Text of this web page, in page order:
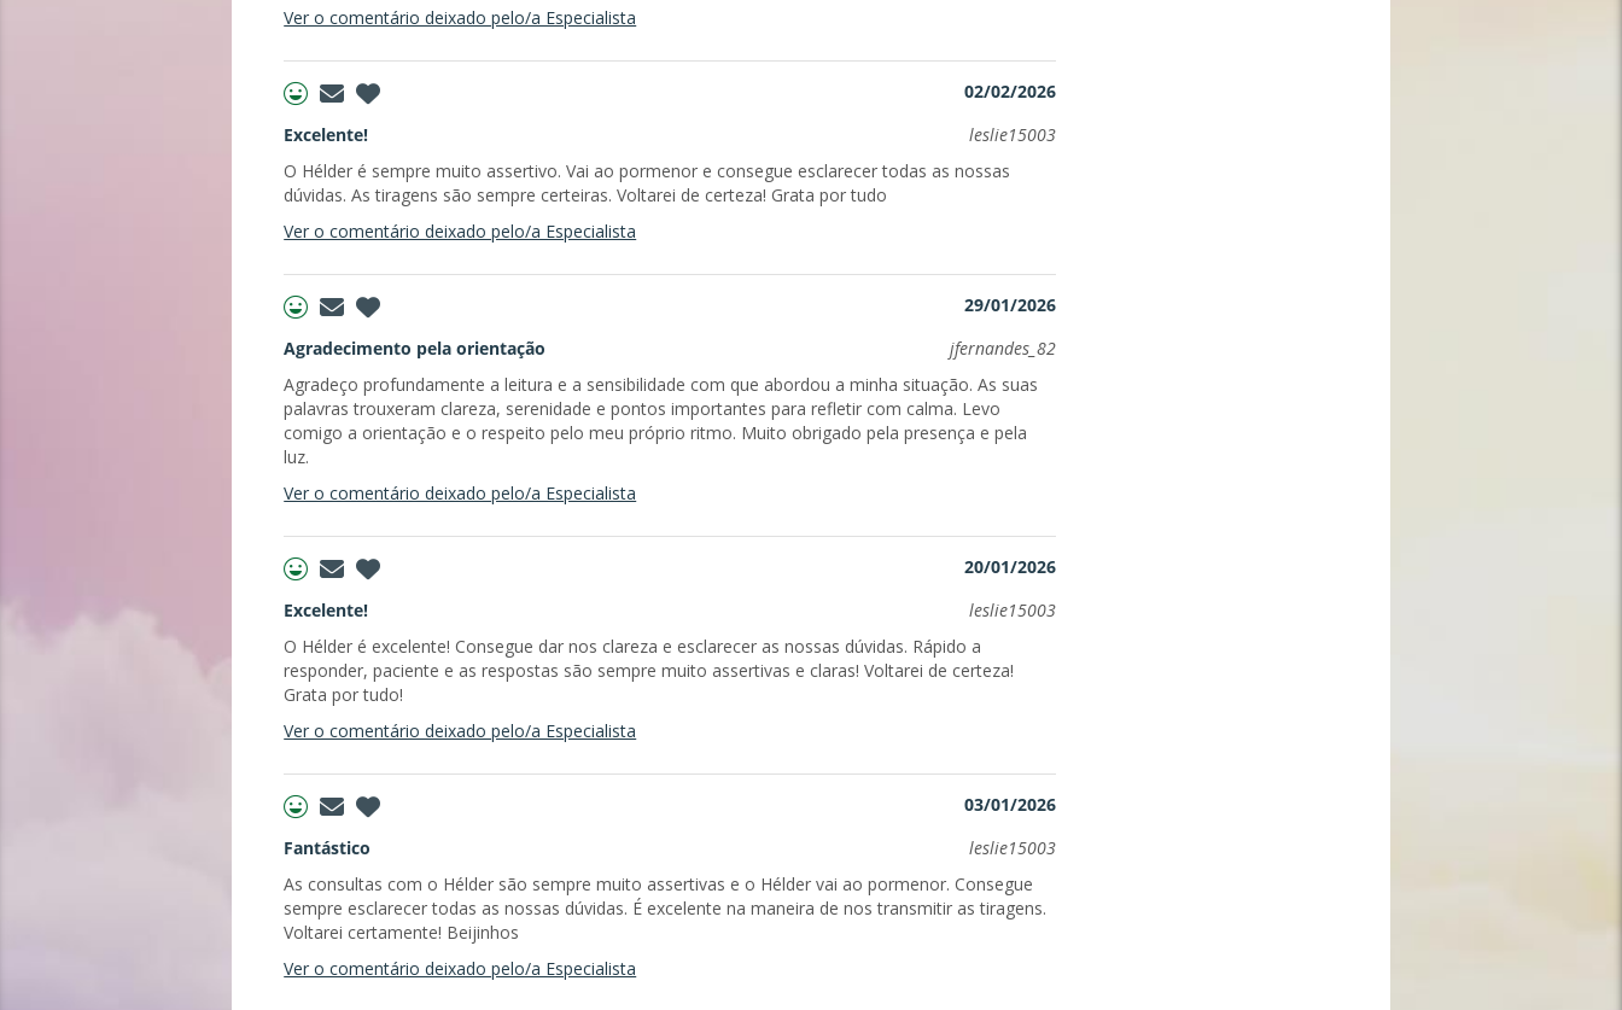
Ver o comentário deixado pelo/a Especialista
02/02/2026
Excelente!
leslie15003
O Hélder é sempre muito assertivo. Vai ao pormenor e consegue esclarecer todas as nossas
dúvidas. As tiragens são sempre certeiras. Voltarei de certeza! Grata por tudo
Ver o comentário deixado pelo/a Especialista
29/01/2026
Agradecimento pela orientação
jfernandes_82
Agradeço profundamente a leitura e a sensibilidade com que abordou a minha situação. As suas
palavras trouxeram clareza, serenidade e pontos importantes para refletir com calma. Levo
comigo a orientação e o respeito pelo meu próprio ritmo. Muito obrigado pela presença e pela
luz.
Ver o comentário deixado pelo/a Especialista
20/01/2026
Excelente!
leslie15003
O Hélder é excelente! Consegue dar nos clareza e esclarecer as nossas dúvidas. Rápido a
responder, paciente e as respostas são sempre muito assertivas e claras! Voltarei de certeza!
Grata por tudo!
Ver o comentário deixado pelo/a Especialista
03/01/2026
Fantástico
leslie15003
As consultas com o Hélder são sempre muito assertivas e o Hélder vai ao pormenor. Consegue
sempre esclarecer todas as nossas dúvidas. É excelente na maneira de nos transmitir as tiragens.
Voltarei certamente! Beijinhos
Ver o comentário deixado pelo/a Especialista